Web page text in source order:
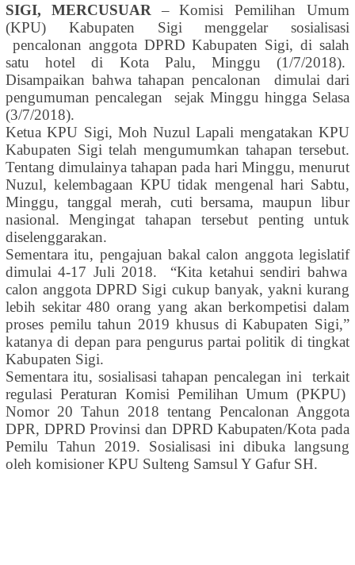
SIGI, MERCUSUAR –
Komisi Pemilihan Umum
(KPU) Kabupaten Sigimenggelar sosialisasi
pencalonan anggota DPRD Kabupaten Sigi,di salah
satu hotel di Kota Palu, Minggu (1/7/2018).
Disampaikan bahwa tahapan pencalonan dimulai dari
pengumuman pencalegan
sejak Minggu hingga Selasa
(3/7/2018).
Ketua KPU Sigi, Moh Nuzul Lapali mengatakanKPU
Kabupaten Sigi telah mengumumkan tahapan tersebut.
Tentang dimulainya tahapan pada hari Minggu, menurut
Nuzul, kelembagaan KPU tidak mengenal hari Sabtu,
Minggu, tanggal merah, cuti bersama,maupun libur
nasional. Mengingat tahapantersebut penting untuk
diselenggarakan.
Sementara itu, pengajuan bakal calon anggota legislatif
dimulai 4-17 Juli 2018. “Kita ketahui sendiri bahwa
calon anggota DPRD Sigi cukup banyak, yakni kurang
lebih sekitar 480 orang yang akan berkompetisi dalam
proses pemilu tahun 2019 khusus di Kabupaten Sigi,”
katanya di depan para pengurus partai politik di tingkat
Kabupaten Sigi.
Sementara itu, sosialisasitahapan pencaleganini
terkait
regulasi Peraturan Komisi Pemilihan Umum (PKPU)
Nomor 20 Tahun 2018 tentang Pencalonan Anggota
DPR, DPRD Provinsi dan DPRD Kabupaten/Kota pada
Pemilu Tahun 2019. Sosialisasi ini dibuka langsung
oleh komisioner KPU Sulteng Samsul Y Gafur SH.